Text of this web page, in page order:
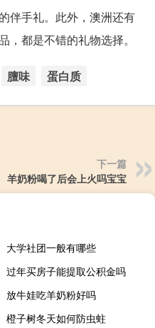
伴手礼。此外，澳洲还有
都是不错的礼物选择。
膻味 蛋白质
下一篇
羊奶粉喝了后会上火吗宝宝
大学社团一般有哪些
过年买房子能提取公积金吗
放牛娃吃羊奶粉好吗
橙子树冬天如何防虫蛀